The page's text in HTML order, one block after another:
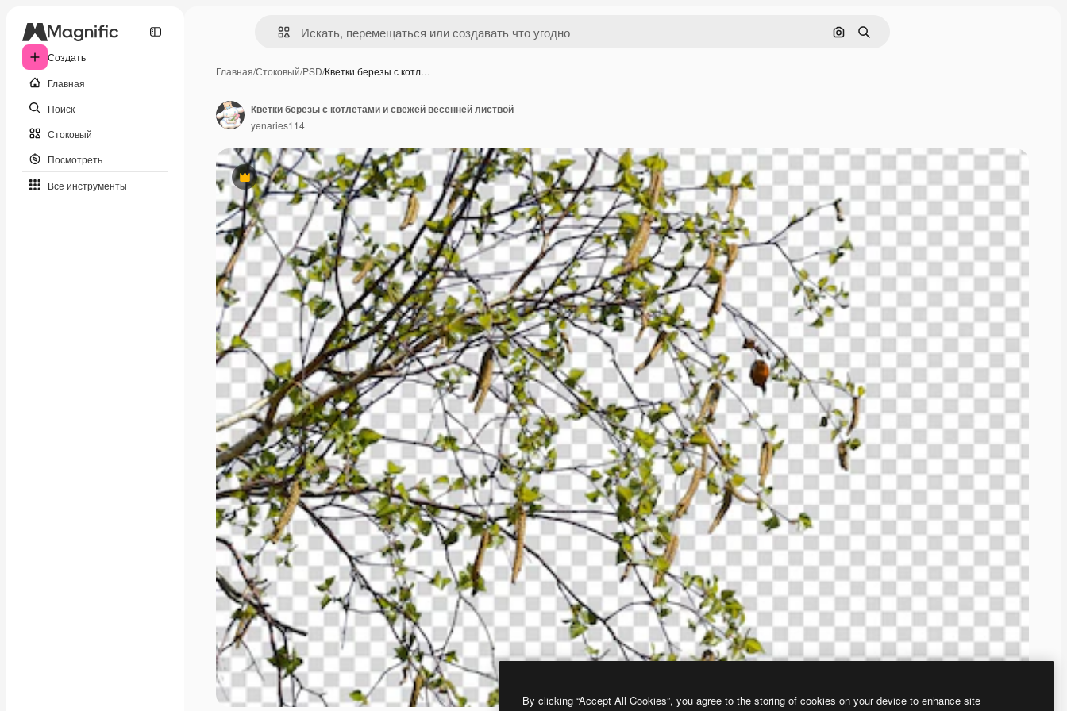
Создать
Главная
Поиск
Стоковый
Посмотреть
Все инструменты
Поиск по изображению
Поиск
Главная/Стоковый/PSD/Кветки березы с котл…
Премиум
Кветки березы с котлетами и свежей весенней листвой
yenaries114
By clicking “Accept All Cookies”, you agree to the storing of cookies on your device to enhance site